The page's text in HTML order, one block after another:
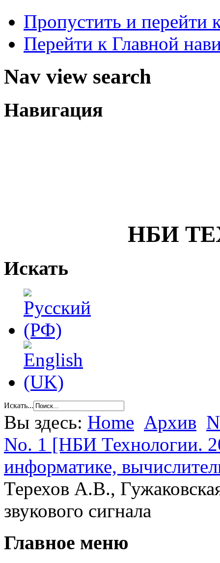
Пропустить и перейти
Перейти к Главной
Nav view search
Навигация
НБИ
Искать
Искать...
Вы здесь: Home Архив
No. 1 [НБИ Технологии.
информатике,
Терехов А.В.,
звукового сигнала
Главное меню